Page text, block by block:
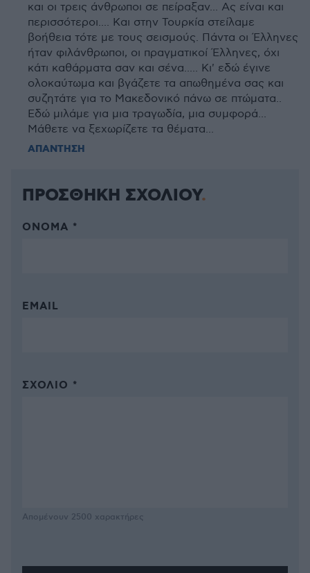
και οι τρεις άνθρωποι σε πείραξαν... Ας είναι και
περισσότεροι.... Και στην Τουρκία στείλαμε
βοήθεια τότε με τους σεισμούς. Πάντα οι Έλληνες
ήταν φιλάνθρωποι, οι πραγματικοί Έλληνες, όχι
κάτι καθάρματα σαν και σένα..... Κι' εδώ έγινε
ολοκαύτωμα και βγάζετε τα απωθημένα σας και
συζητάτε για το Μακεδονικό πάνω σε πτώματα..
Εδώ μιλάμε για μια τραγωδία, μια συμφορά...
Μάθετε να ξεχωρίζετε τα θέματα...
ΑΠΑΝΤΗΣΗ
ΠΡΟΣΘΗΚΗ ΣΧΟΛΙΟΥ
ΌΝΟΜΑ *
EMAIL
ΣΧΌΛΙΟ *
Απομένουν 2500 χαρακτήρες